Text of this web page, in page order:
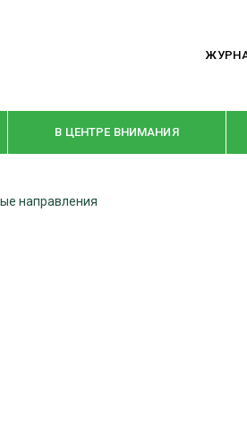
В ЦЕНТРЕ ВНИМАНИЯ
направления